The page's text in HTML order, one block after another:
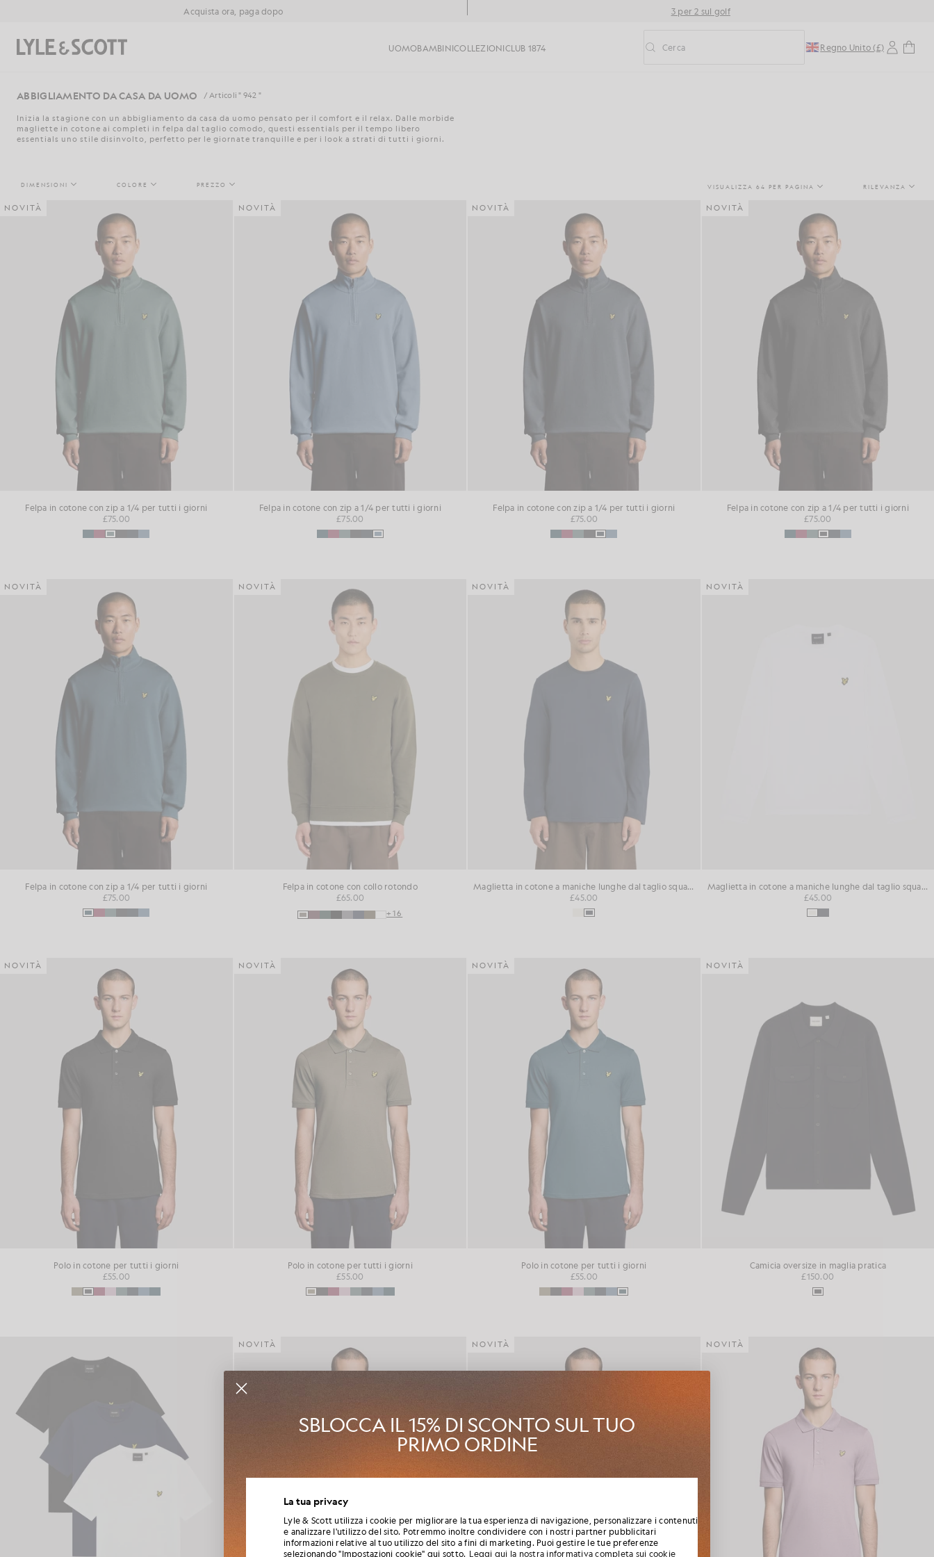
Acquista ora, paga dopo 3 per 2 sul golf
UOMOBAMBINICOLLEZIONICLUB 1874 Attiva/disattiva la ricerca predittiva
Cerca Cerca Regno Unito (£)
ABBIGLIAMENTO DA CASA DA UOMO / Articoli " 942 "
Inizia la stagione con un abbigliamento da casa da uomo pensato per il comfort e il relax. Dalle morbide
magliette in cotone ai completi in felpa dal taglio comodo, questi essentials per il tempo libero
essentials uno stile disinvolto, perfetto per le giornate tranquille e per i look a strati di tutti i giorni.
DIMENSIONI COLORE PREZZO VISUALIZZA 64 PER PAGINA RILEVANZA
NOVITÀ
Felpa in cotone con zip a 1/4 per tutti i giorni
£75.00
NOVITÀ
Felpa in cotone con zip a 1/4 per tutti i giorni
£75.00
NOVITÀ
Felpa in cotone con zip a 1/4 per tutti i giorni
£75.00
NOVITÀ
Felpa in cotone con zip a 1/4 per tutti i giorni
£75.00
NOVITÀ
Felpa in cotone con zip a 1/4 per tutti i giorni
£75.00
NOVITÀ
Felpa in cotone con collo rotondo
£65.00
+16
NOVITÀ
Maglietta in cotone a maniche lunghe dal taglio squadrato
£45.00
NOVITÀ
Maglietta in cotone a maniche lunghe dal taglio squadrato
£45.00
NOVITÀ
Polo in cotone per tutti i giorni
£55.00
NOVITÀ
Polo in cotone per tutti i giorni
£55.00
NOVITÀ
Polo in cotone per tutti i giorni
£55.00
NOVITÀ
Camicia oversize in maglia pratica
£150.00
NOVITÀ NOVITÀ NOVITÀ
La tua privacy
Lyle & Scott utilizza i cookie per migliorare la tua esperienza di navigazione, personalizzare i contenuti
e analizzare l'utilizzo del sito. Potremmo inoltre condividere con i nostri partner pubblicitari
informazioni relative al tuo utilizzo del sito a fini di marketing. Puoi gestire le tue preferenze
selezionando "Impostazioni cookie" qui sotto. Leggi qui la nostra informativa completa sui cookie
SBLOCCA IL 15% DI SCONTO SUL TUO
PRIMO ORDINE
collaborazioni e i saldi stagionali riservati ai soci, oltre a ricevere un esclusivo codice di